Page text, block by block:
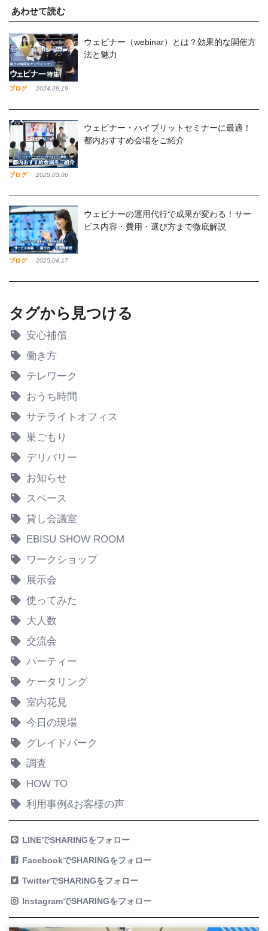
あわせて読む
ブログ 2024,09,19
ウェビナー（webinar）とは？効果的な開催方
法と魅力
ブログ 2025,03,06
ウェビナー・ハイブリットセミナーに最適！
都内おすすめ会場をご紹介
ブログ 2025,04,17
ウェビナーの運用代行で成果が変わる！サー
ビス内容・費用・選び方まで徹底解説
タグから見つける
安心補償
働き方
テレワーク
おうち時間
サテライトオフィス
巣ごもり
デリバリー
お知らせ
スペース
貸し会議室
EBISU SHOW ROOM
ワークショップ
展示会
使ってみた
大人数
交流会
パーティー
ケータリング
室内花見
今日の現場
グレイドパーク
調査
HOW TO
利用事例&お客様の声
LINEでSHARINGをフォロー
FacebookでSHARINGをフォロー
TwitterでSHARINGをフォロー
InstagramでSHARINGをフォロー